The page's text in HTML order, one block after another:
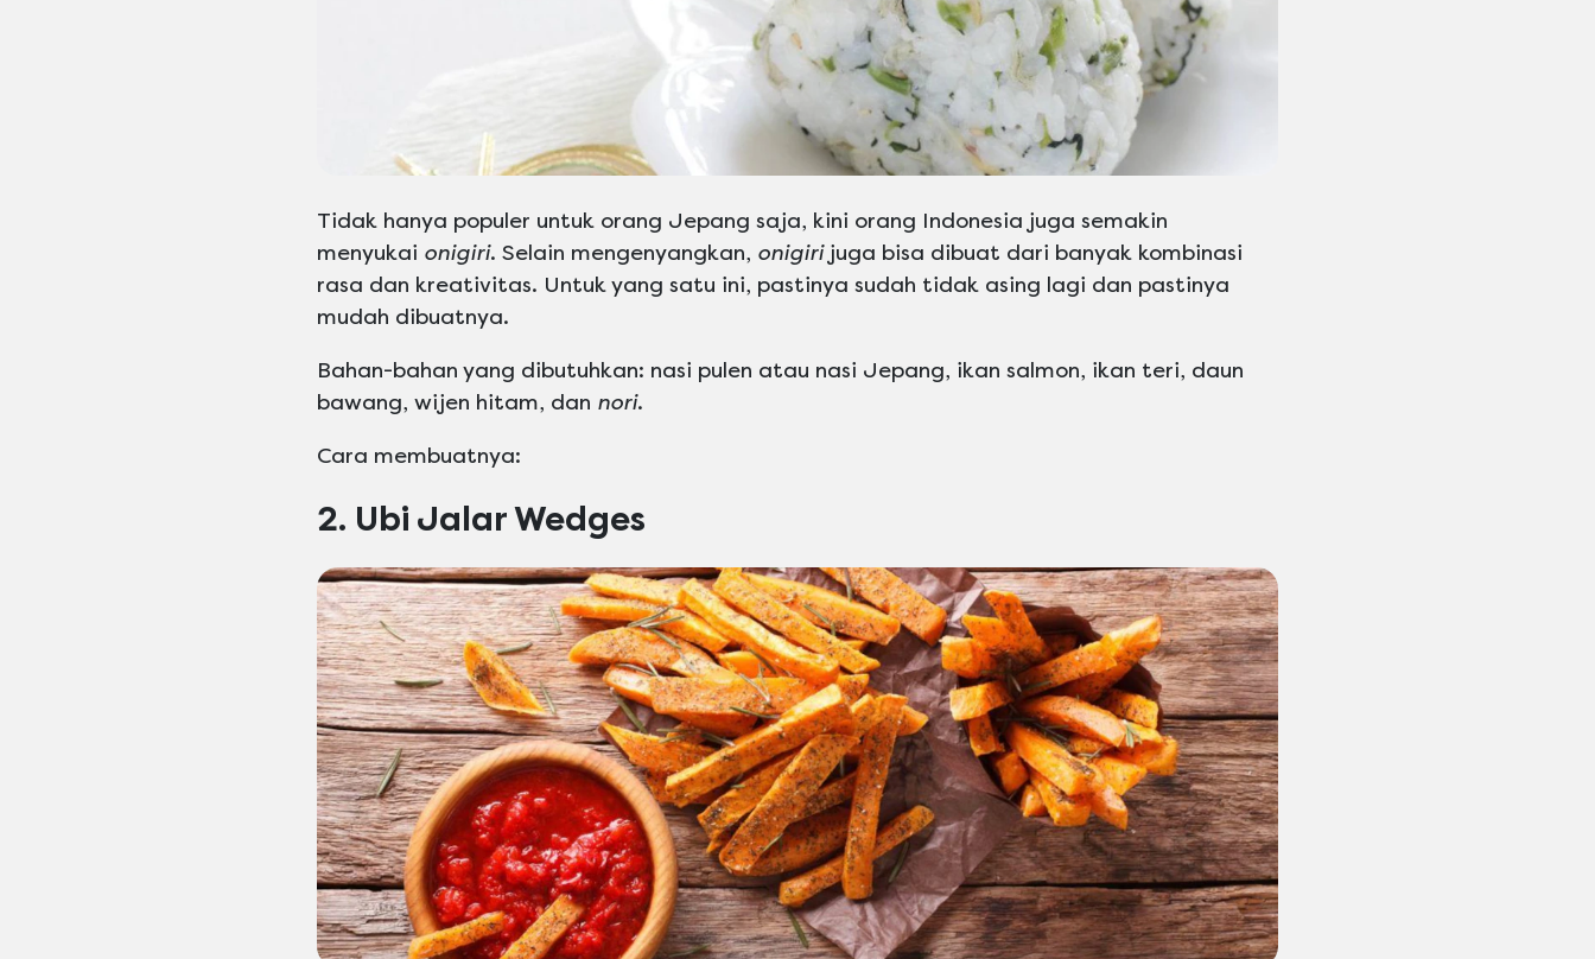
Tidak hanya populer untuk orang Jepang saja, kini orang Indonesia juga semakin
menyukai onigiri. Selain mengenyangkan, onigirijuga bisa dibuat dari banyak kombinasi
rasa dan kreativitas. Untuk yang satu ini, pastinya sudah tidak asing lagi dan pastinya
mudah dibuatnya.
Bahan-bahan yang dibutuhkan: nasi pulen atau nasi Jepang, ikan salmon, ikan teri, daun
bawang, wijen hitam, dan nori.
Cara membuatnya:
2. Ubi Jalar Wedges